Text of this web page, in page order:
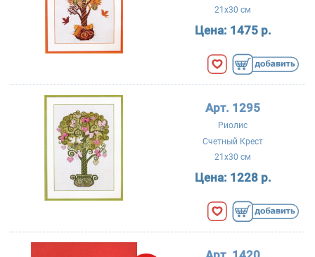
21x30 см
Цена: 1475 р.
Арт. 1295
Риолис
Счетный Крест
21x30 см
Цена: 1228 р.